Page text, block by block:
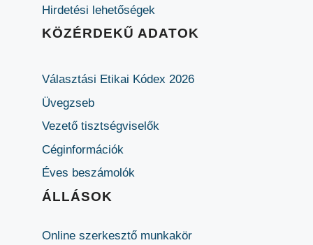
Hirdetési lehetőségek
KÖZÉRDEKŰ ADATOK
Választási Etikai Kódex 2026
Üvegzseb
Vezető tisztségviselők
Céginformációk
Éves beszámolók
ÁLLÁSOK
Online szerkesztő munkakör